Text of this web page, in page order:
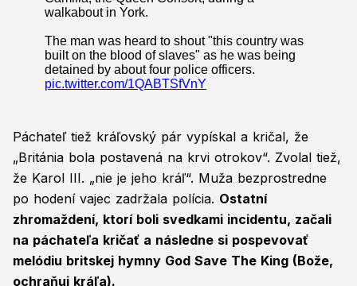
Páchateľ tiež kráľovský pár vypískal a kričal, že
„Británia bola postavená na krvi otrokov“. Zvolal tiež,
že Karol III. „nie je jeho kráľ“. Muža bezprostredne
po hodení vajec zadržala polícia. Ostatní
zhromaždení, ktorí boli svedkami incidentu, začali
na páchateľa kričať a následne si pospevovať
melódiu britskej hymny God Save The King (Bože,
ochraňuj kráľa).